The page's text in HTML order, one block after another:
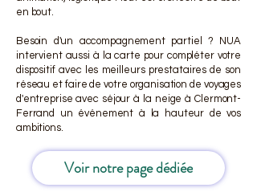
en bout.
Besoin d'un accompagnement partiel ? NUA
intervient aussi à la carte pour compléter votre
dispositif avec les meilleurs prestataires de son
réseau et faire de votre organisation de voyages
d'entreprise avec séjour à la neige à Clermont-
Ferrand un événement à la hauteur de vos
ambitions.
Voir notre page dédiée